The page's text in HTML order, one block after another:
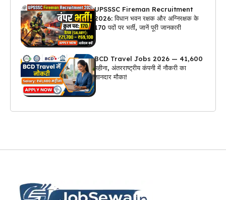
UPSSSC Fireman Recruitment
2026: विधान भवन रक्षक और अग्निरक्षक के
170 पदों पर भर्ती, जानें पूरी जानकारी
BCD Travel Jobs 2026 — ₹41,600
महीना, अंतरराष्ट्रीय कंपनी में नौकरी का
शानदार मौका!